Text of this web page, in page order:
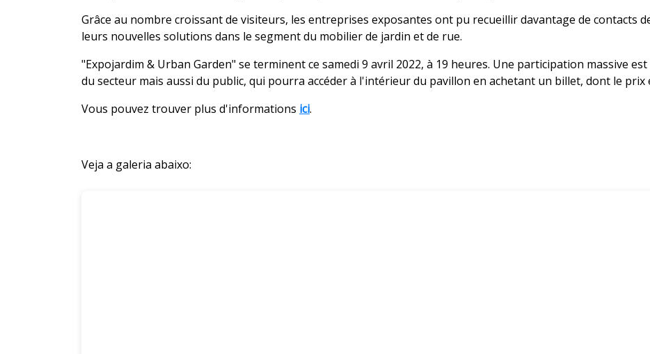
Grâce au nombre croissant de visiteurs, les entreprises exposantes ont pu recueillir davantage de contacts
leurs nouvelles solutions dans le segment du mobilier de jardin et de rue.
"Expojardim & Urban Garden" se terminent ce samedi 9 avril 2022, à 19 heures. Une participation massive
du secteur mais aussi du public, qui pourra accéder à l'intérieur du pavillon en achetant un billet, dont le prix
Vous pouvez trouver plus d'informations ici.
Veja a galeria abaixo: